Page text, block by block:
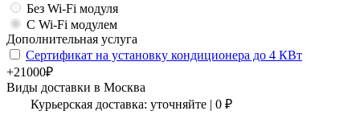
Без Wi-Fi модуля
С Wi-Fi модулем
Дополнительная услуга
Сертификат на установку кондиционера до 4 КВт
+21000₽
Виды доставки в Москва
Курьерская доставка: уточняйте | 0 ₽